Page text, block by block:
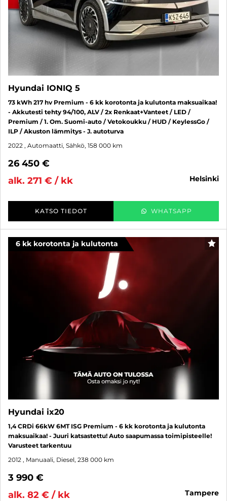
Hyundai IONIQ 5
73 kWh 217 hv Premium - 6 kk korotonta ja kulutonta maksuaikaa!
- Akkutesti tehty 94/100, ALV / 2x Renkaat+Vanteet / LED /
Premium / 1. Om. Suomi-auto / Vetokoukku / HUD / KeylessGo /
ILP / Akuston lämmitys - J. autoturva
2022 , Automaatti, Sähkö, 158 000 km
26 450 €
alk. 271 € / kk
helsinki
KATSO TIEDOT WHATSAPP
6 kk korotonta ja kulutonta
Hyundai ix20
1,4 CRDi 66kW 6MT ISG Premium - 6 kk korotonta ja kulutonta
maksuaikaa! - Juuri katsastettu! Auto saapumassa toimipisteelle!
Varusteet tarkentuu
2012 , Manuaali, Diesel, 238 000 km
3 990 €
alk. 82 € / kk
tampere